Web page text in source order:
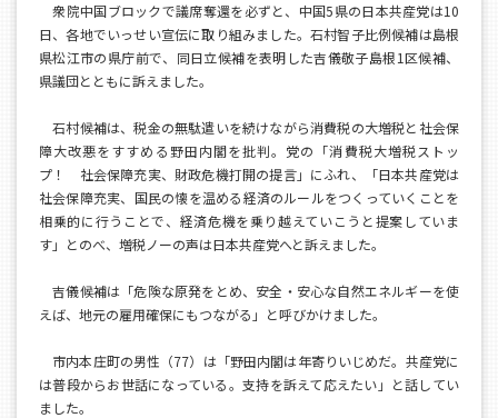
衆院中国ブロックで議席奪還を必ずと、中国5県の日本共産党は10
日、各地でいっせい宣伝に取り組みました。石村智子比例候補は島根
県松江市の県庁前で、同日立候補を表明した吉儀敬子島根1区候補、
県議団とともに訴えました。
石村候補は、税金の無駄遣いを続けながら消費税の大増税と社会保
障大改悪をすすめる野田内閣を批判。党の「消費税大増税ストッ
プ！ 社会保障充実、財政危機打開の提言」にふれ、「日本共産党は
社会保障充実、国民の懐を温める経済のルールをつくっていくことを
相乗的に行うことで、経済危機を乗り越えていこうと提案していま
す」とのべ、増税ノーの声は日本共産党へと訴えました。
吉儀候補は「危険な原発をとめ、安全・安心な自然エネルギーを使
えば、地元の雇用確保にもつながる」と呼びかけました。
市内本庄町の男性（77）は「野田内閣は年寄りいじめだ。共産党に
は普段からお世話になっている。支持を訴えて応えたい」と話してい
ました。